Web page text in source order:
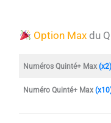
Option Maxdu
Numéros Quinté+ Max(x2)
Numéro Quinté+ Max